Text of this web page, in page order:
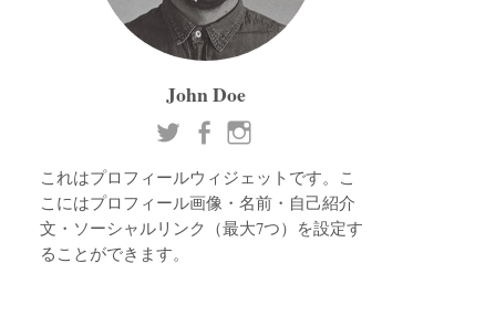
John Doe
これはプロフィールウィジェットです。こ
こにはプロフィール画像・名前・自己紹介
文・ソーシャルリンク（最大7つ）を設定す
ることができます。